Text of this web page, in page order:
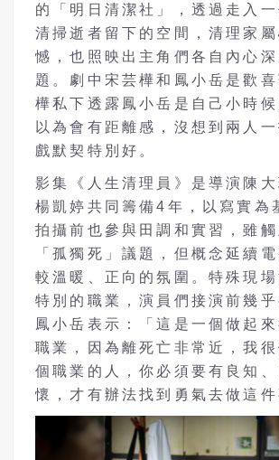
的「明日清潔社」，透過走入一
清掃逝者留下的空間，清理家屬
憾，也照映出主角們各自內心
題。劇中宋芸樺和鳳小岳是歡
樺私下透露鳳小岳是自己小時
以為會有距離感，沒想到兩人
戲默契特別好。
影集《人生清理員》是導演陳大
楊凱婷共同籌備4年，以寫實為
拍攝前也參與田調和實習，雖觸
「孤獨死」議題，但概念延續
較溫暖、正向的氛圍。特殊現
特別的職業，演員們接演前幾乎
鳳小岳表示：「這是一個做起
職業，因為離死亡非常近，我
個職業的人，你必須要有良知
懷，才有辦法找到勇氣去做這件